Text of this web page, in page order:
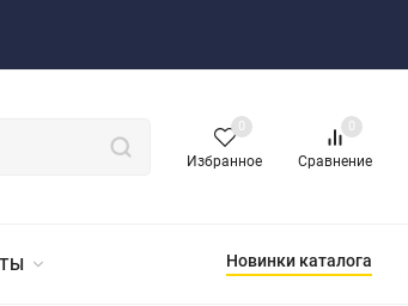
Избранное
0
Сравнение
0
Новинки каталога